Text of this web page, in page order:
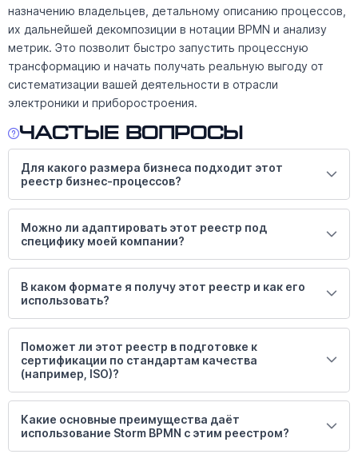
назначению владельцев, детальному описанию процессов,
их дальнейшей декомпозиции в нотации BPMN и анализу
метрик. Это позволит быстро запустить процессную
трансформацию и начать получать реальную выгоду от
систематизации вашей деятельности в отрасли
электроники и приборостроения.
Частые вопросы
Для какого размера бизнеса подходит этот
реестр бизнес-процессов?
Можно ли адаптировать этот реестр под
специфику моей компании?
В каком формате я получу этот реестр и как его
использовать?
Поможет ли этот реестр в подготовке к
сертификации по стандартам качества
(например, ISO)?
Какие основные преимущества даёт
использование Storm BPMN с этим реестром?